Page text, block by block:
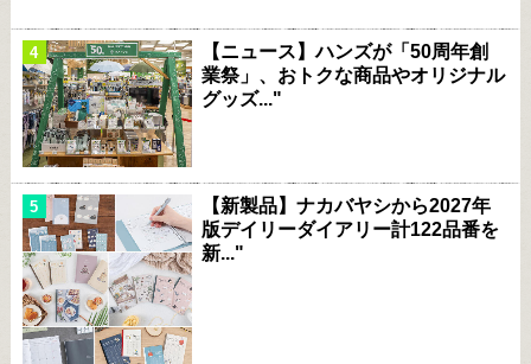
【ニュース】ハンズが「50周年創
業祭」、おトクな商品やオリジナル
グッズ..."
【新製品】ナカバヤシから2027年
版デイリーダイアリー計122品番を
新..."